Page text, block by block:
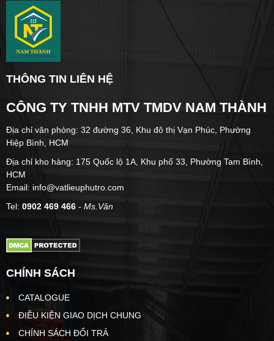
THÔNG TIN LIÊN HỆ
CÔNG TY TNHH MTV TMDV NAM THÀNH
Địa chỉ văn phòng: 32 đường 36, Khu đô thị Vạn Phúc, Phường
Hiệp Bình, HCM
Địa chỉ kho hàng: 175 Quốc lộ 1A, Khu phố 33, Phường Tam Bình,
HCM
Email: info@vatlieuphutro.com
Tel: 0902 469 466 - Ms.Vân
CHÍNH SÁCH
CATALOGUE
ĐIỀU KIỆN GIAO DỊCH CHUNG
CHÍNH SÁCH ĐỔI TRẢ